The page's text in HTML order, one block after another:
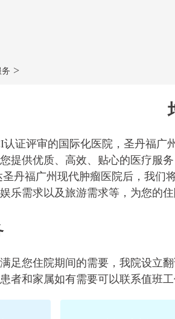
>
认证评审的国际化医院，圣丹福广
提供优质、高效、贴心的医疗服
丹福广州现代肿瘤医院后，我
乐需求以及旅游需求等，为您的
足您住院期间的需要，我院设立
者和家属如有需要可以联系值班工